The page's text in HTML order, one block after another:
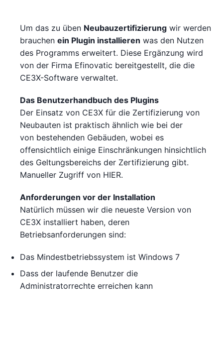
Um das zu üben Neubauzertifizierung wir werden
brauchen ein Plugin installieren was den Nutzen
des Programms erweitert. Diese Ergänzung wird
von der Firma Efinovatic bereitgestellt, die die
CE3X-Software verwaltet.
Das Benutzerhandbuch des Plugins
Der Einsatz von CE3X für die Zertifizierung von
Neubauten ist praktisch ähnlich wie bei der
von bestehenden Gebäuden, wobei es
offensichtlich einige Einschränkungen hinsichtlich
des Geltungsbereichs der Zertifizierung gibt.
Manueller Zugriff von HIER.
Anforderungen vor der Installation
Natürlich müssen wir die neueste Version von
CE3X installiert haben, deren
Betriebsanforderungen sind:
Das Mindestbetriebssystem ist Windows 7
Dass der laufende Benutzer die
Administratorrechte erreichen kann